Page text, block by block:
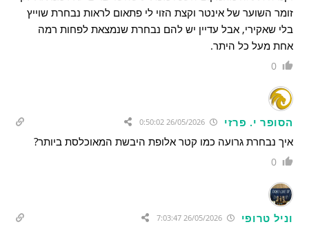
זומר השוער של אינטר וקצת הזוי לי פתאום לראות נבחרת שוייץ
בלי שאקירי, אבל עדיין יש להם נבחרת שנמצאת לפחות רמה
אחת מעל כל היתר.
0
הסופר י. פרזי
איך נבחרת גרועה כמו קטר אלופת היבשת המאוכלסת ביותר?
0
וניל טרופי 26/05/2026 7:03:47